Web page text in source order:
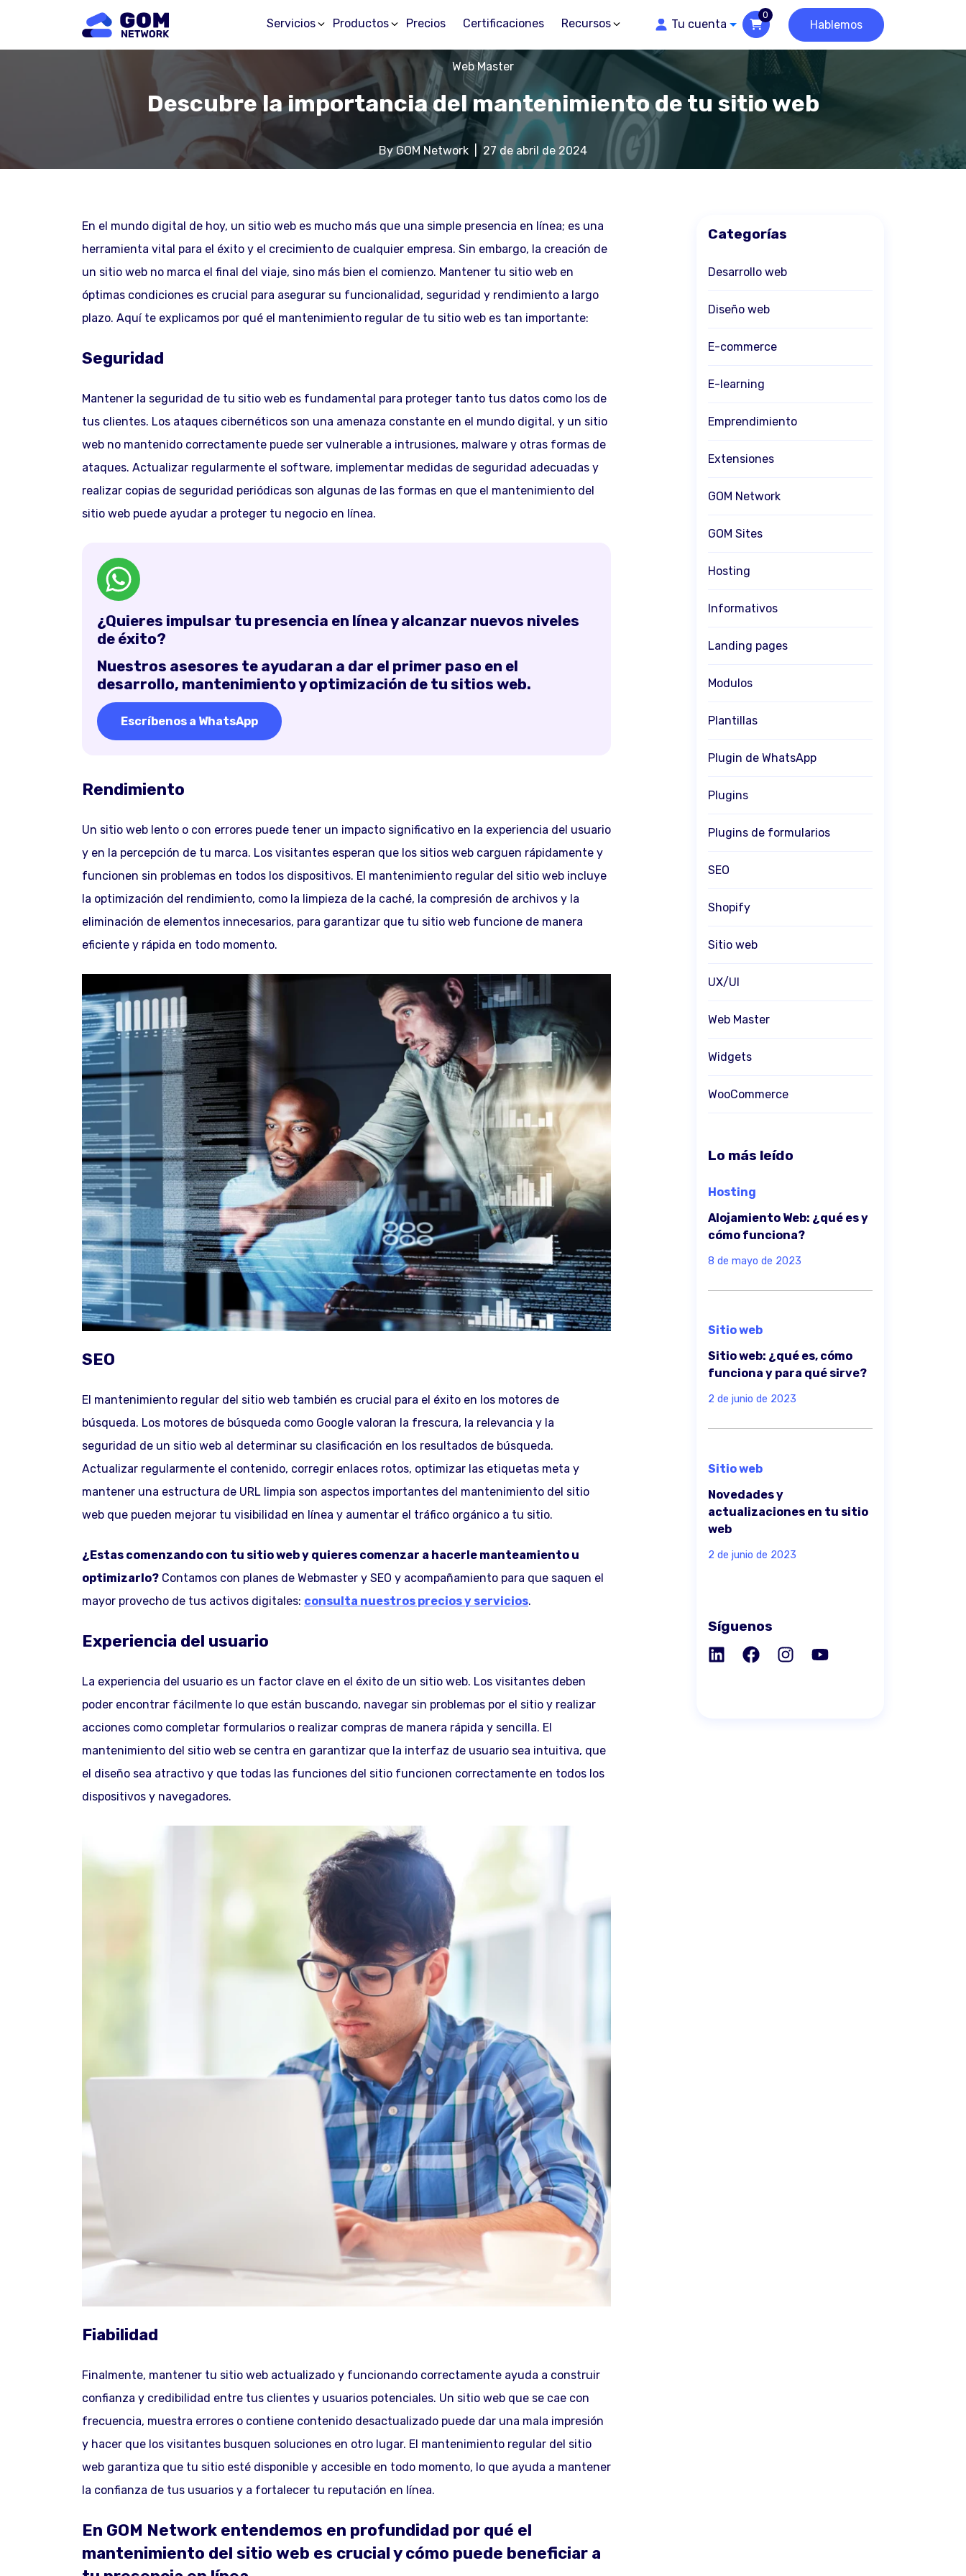
Servicios Productos Precios Certificaciones Recursos Tu cuenta
0
Hablemos
Descubre la importancia del mantenimiento de tu sitio web
Web Master
ByGOM Network 27 de abril de 2024
En el mundo digital de hoy, un sitio web es mucho más que una simple presencia en línea; es una
herramienta vital para el éxito y el crecimiento de cualquier empresa. Sin embargo, la creación de
un sitio web no marca el final del viaje, sino más bien el comienzo. Mantener tu sitio web en
óptimas condiciones es crucial para asegurar su funcionalidad, seguridad y rendimiento a largo
plazo. Aquí te explicamos por qué el mantenimiento regular de tu sitio web es tan importante:
Seguridad
Mantener la seguridad de tu sitio web es fundamental para proteger tanto tus datos como los de
tus clientes. Los ataques cibernéticos son una amenaza constante en el mundo digital, y un sitio
web no mantenido correctamente puede ser vulnerable a intrusiones, malware y otras formas de
ataques. Actualizar regularmente el software, implementar medidas de seguridad adecuadas y
realizar copias de seguridad periódicas son algunas de las formas en que el mantenimiento del
sitio web puede ayudar a proteger tu negocio en línea.
¿Quieres impulsar tu presencia en línea y alcanzar nuevos niveles
de éxito?
Nuestros asesores te ayudaran a dar el primer paso en el
desarrollo, mantenimiento y optimización de tu sitios web.
Escríbenos a WhatsApp
Rendimiento
Un sitio web lento o con errores puede tener un impacto significativo en la experiencia del usuario
y en la percepción de tu marca. Los visitantes esperan que los sitios web carguen rápidamente y
funcionen sin problemas en todos los dispositivos. El mantenimiento regular del sitio web incluye
la optimización del rendimiento, como la limpieza de la caché, la compresión de archivos y la
eliminación de elementos innecesarios, para garantizar que tu sitio web funcione de manera
eficiente y rápida en todo momento.
SEO
El mantenimiento regular del sitio web también es crucial para el éxito en los motores de
búsqueda. Los motores de búsqueda como Google valoran la frescura, la relevancia y la
seguridad de un sitio web al determinar su clasificación en los resultados de búsqueda.
Actualizar regularmente el contenido, corregir enlaces rotos, optimizar las etiquetas meta y
mantener una estructura de URL limpia son aspectos importantes del mantenimiento del sitio
web que pueden mejorar tu visibilidad en línea y aumentar el tráfico orgánico a tu sitio.
¿Estas comenzando con tu sitio web y quieres comenzar a hacerle manteamiento u
optimizarlo? Contamos con planes de Webmaster y SEO y acompañamiento para que saquen el
mayor provecho de tus activos digitales: consulta nuestros precios y servicios.
Experiencia del usuario
La experiencia del usuario es un factor clave en el éxito de un sitio web. Los visitantes deben
poder encontrar fácilmente lo que están buscando, navegar sin problemas por el sitio y realizar
acciones como completar formularios o realizar compras de manera rápida y sencilla. El
mantenimiento del sitio web se centra en garantizar que la interfaz de usuario sea intuitiva, que
el diseño sea atractivo y que todas las funciones del sitio funcionen correctamente en todos los
dispositivos y navegadores.
Fiabilidad
Finalmente, mantener tu sitio web actualizado y funcionando correctamente ayuda a construir
confianza y credibilidad entre tus clientes y usuarios potenciales. Un sitio web que se cae con
frecuencia, muestra errores o contiene contenido desactualizado puede dar una mala impresión
y hacer que los visitantes busquen soluciones en otro lugar. El mantenimiento regular del sitio
web garantiza que tu sitio esté disponible y accesible en todo momento, lo que ayuda a mantener
la confianza de tus usuarios y a fortalecer tu reputación en línea.
En GOM Network entendemos en profundidad por qué el
mantenimiento del sitio web es crucial y cómo puede beneficiar a
Categorías
Desarrollo web
Diseño web
E-commerce
E-learning
Emprendimiento
Extensiones
GOM Network
GOM Sites
Hosting
Informativos
Landing pages
Modulos
Plantillas
Plugin de WhatsApp
Plugins
Plugins de formularios
SEO
Shopify
Sitio web
UX/UI
Web Master
Widgets
WooCommerce
Lo más leído
Hosting
Alojamiento Web: ¿qué es y
cómo funciona?
8 de mayo de 2023
Sitio web
Sitio web: ¿qué es, cómo
funciona y para qué sirve?
2 de junio de 2023
Sitio web
Novedades y
actualizaciones en tu sitio
web
2 de junio de 2023
Síguenos